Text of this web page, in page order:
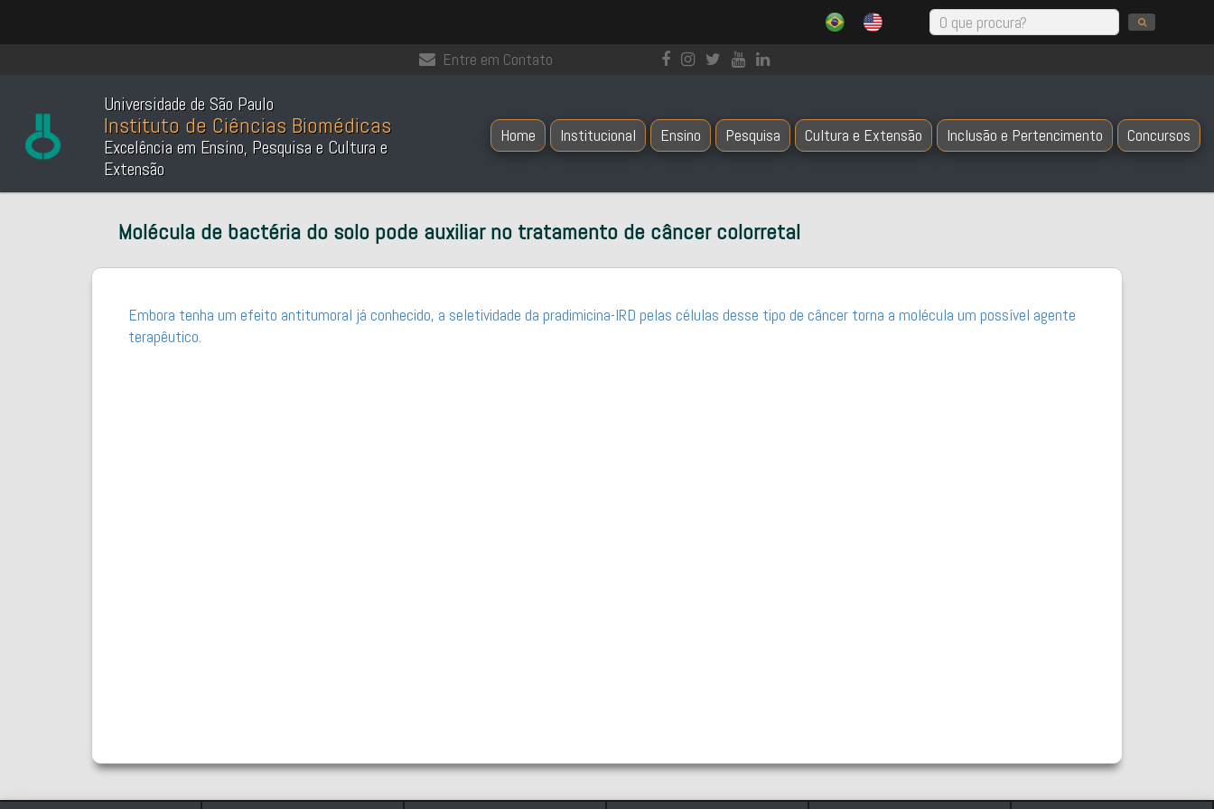
Entre em Contato
Universidade de São Paulo
Instituto de Ciências Biomédicas
Excelência em Ensino, Pesquisa e Cultura e
Extensão
Home Institucional Ensino Pesquisa Cultura e Extensão Inclusão e Pertencimento Concursos
Molécula de bactéria do solo pode auxiliar no tratamento de câncer colorretal
Embora tenha um efeito antitumoral já conhecido, a seletividade da pradimicina-IRD pelas células desse tipo de câncer torna a molécula um possível agente
terapêutico.